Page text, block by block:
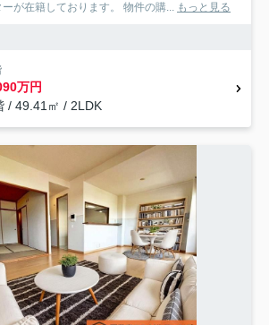
が在籍しております。 物件の購... もっと見る
万円
/ 49.41㎡ / 2LDK